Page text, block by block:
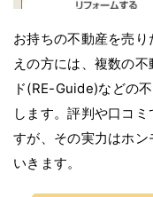
お持ちの不動産を売
えの方には、複数の
ド(RE-Guide)などの
します。評判や口コ
すが、その実力はホ
いきます。